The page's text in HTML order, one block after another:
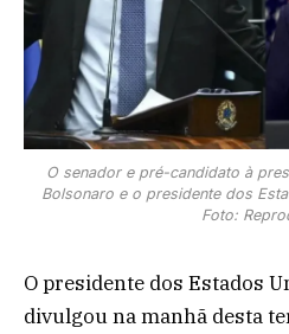
O senador e pré-candidato à
Bolsonaro e o presidente dos
Foto:
O presidente dos Estados
divulgou na manhã desta